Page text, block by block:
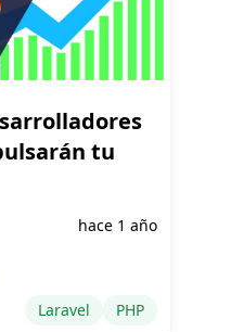
tu
hace 1 año
Laravel
PHP